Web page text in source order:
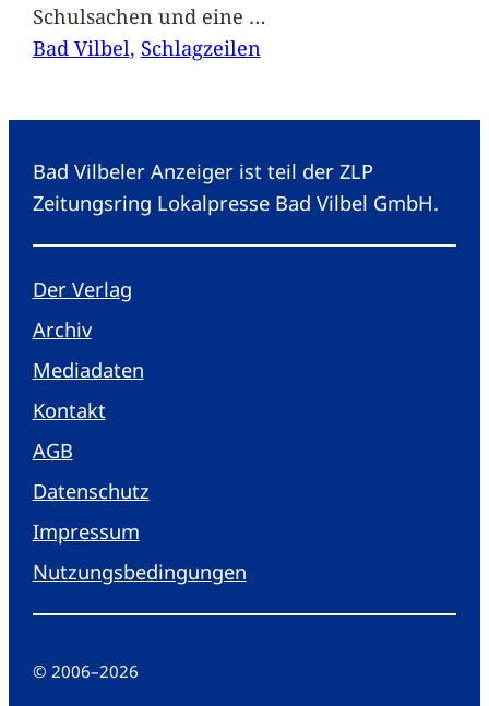
Schulsachen und eine …
Bad Vilbel, Schlagzeilen
Bad Vilbeler Anzeiger ist teil der ZLP
Zeitungsring Lokalpresse Bad Vilbel GmbH.
Der Verlag
Archiv
Mediadaten
Kontakt
AGB
Datenschutz
Impressum
Nutzungsbedingungen
© 2006–2026